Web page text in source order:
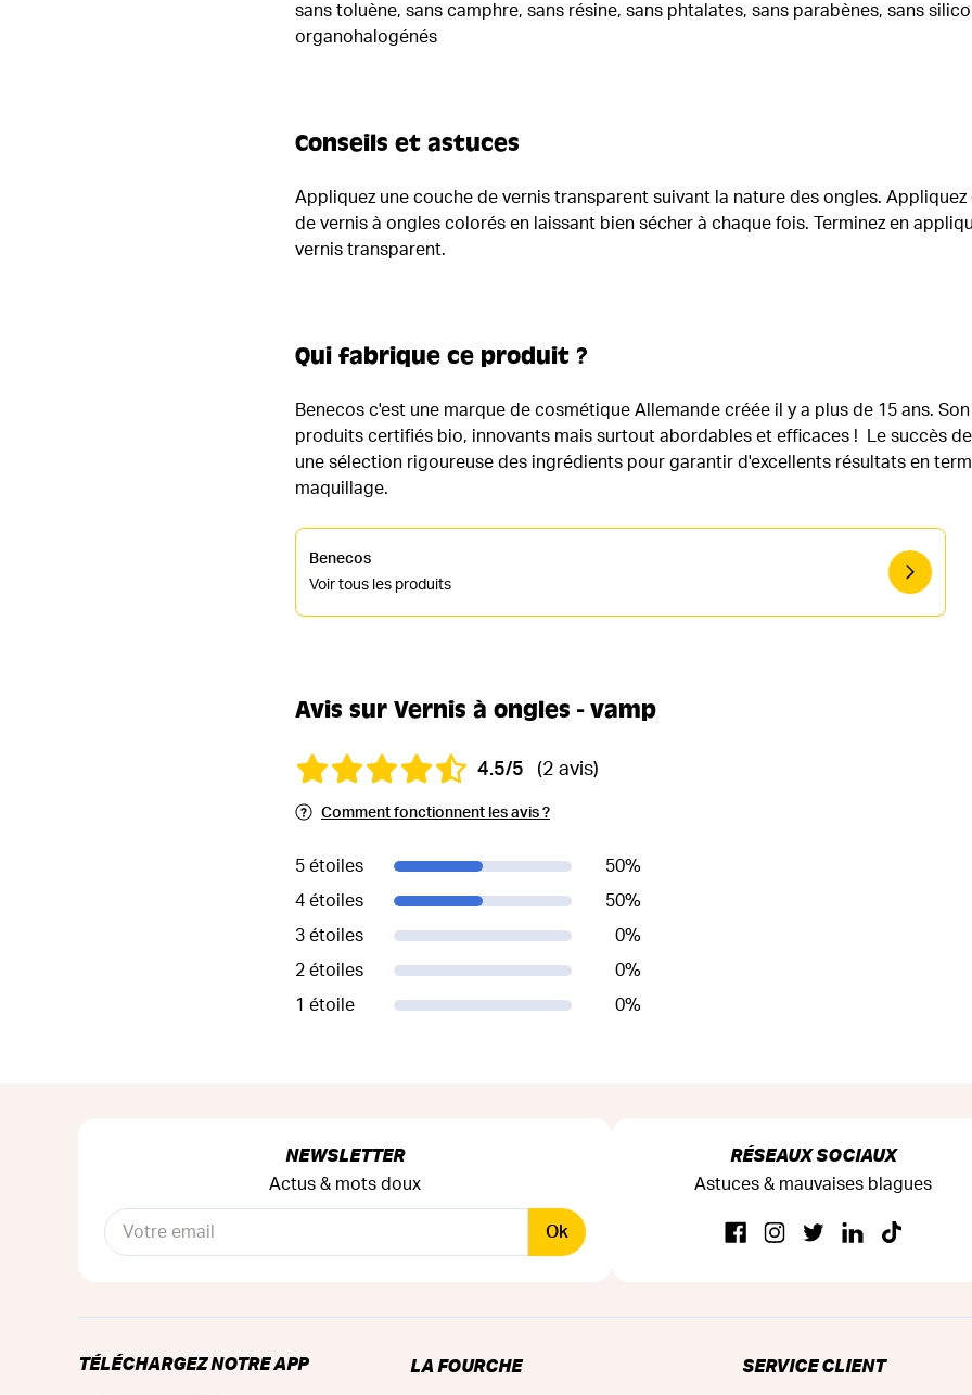
sans toluène, sans camphre, sans résine, sans phtalates, sans parabènes, sans
organohalogénés
Conseils et astuces
Appliquez une couche de vernis transparent suivant la nature des ongles.
de vernis à ongles colorés en laissant bien sécher à chaque fois. Terminez en
vernis transparent.
Qui fabrique ce produit ?
Benecos c'est une marque de cosmétique Allemande créée il y a plus de 15 ans.
produits certifiés bio, innovants mais surtout abordables et efficaces ! Le succès
une sélection rigoureuse des ingrédients pour garantir d'excellents résultats en
maquillage.
Benecos
Voir tous les produits
Avis sur Vernis à ongles - vamp
4.5/5 (2 avis)
Comment fonctionnent les avis ?
5 étoiles 50%
4 étoiles
50%
3 étoiles
0%
2 étoiles
0%
1 étoile
0%
NEWSLETTER
Actus & mots doux
Ok
RÉSEAUX SOCIAUX
Astuces & mauvaises blagues
TÉLÉCHARGEZ NOTRE APP LA FOURCHE SERVICE CLIENT